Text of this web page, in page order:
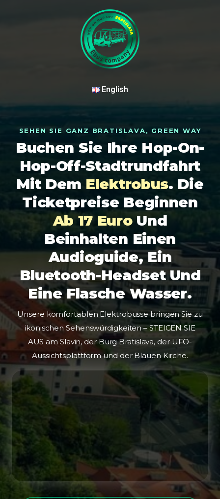
English
SEHEN SIE GANZ BRATISLAVA, GREEN WAY
Buchen Sie Ihre Hop-On-
Hop-Off-Stadtrundfahrt
Mit Dem Elektrobus. Die
Ticketpreise Beginnen
Ab 17 EuroUnd
Beinhalten Einen
Audioguide, Ein
Bluetooth-Headset Und
Eine Flasche Wasser.
Unsere komfortablen Elektrobusse bringen Sie zu
ikonischen Sehenswürdigkeiten – STEIGEN SIE
AUS am Slavin, der Burg Bratislava, der UFO-
Aussichtsplattform und der Blauen Kirche.